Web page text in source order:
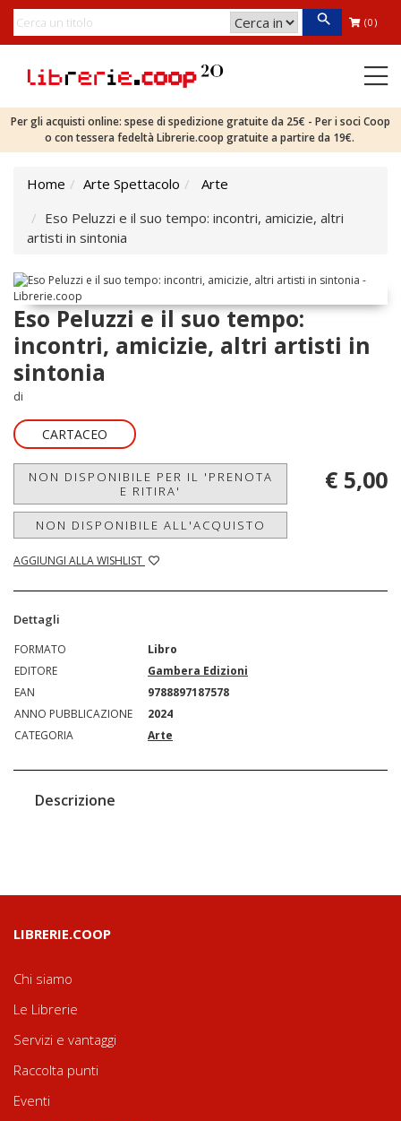
(0)
Per gli acquisti online: spese di spedizione gratuite da 25€ - Per i soci Coop
o con tessera fedeltà Librerie.coop gratuite a partire da 19€.
Home Arte Spettacolo
Arte
Eso Peluzzi e il suo tempo: incontri, amicizie, altri
artisti in sintonia
Eso Peluzzi e il suo tempo:
incontri, amicizie, altri artisti in
sintonia
di
CARTACEO
NON DISPONIBILE PER IL 'PRENOTA
E RITIRA'
NON DISPONIBILE ALL'ACQUISTO
AGGIUNGI ALLA WISHLIST
€ 5,00
Dettagli
FORMATO
Libro
EDITORE
Gambera Edizioni
EAN
9788897187578
ANNO PUBBLICAZIONE
2024
CATEGORIA
Arte
Descrizione
LIBRERIE.COOP
Chi siamo
Le Librerie
Servizi e vantaggi
Raccolta punti
Eventi